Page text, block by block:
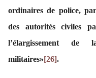
ordinaires de police,
des autorités civiles
l’élargissement de
militaires»[26].